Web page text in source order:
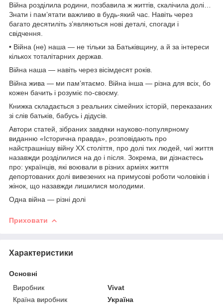
Війна розділила родини, позбавила ж життів, скалічила долі…
Знати і пам’ятати важливо в будь-який час. Навіть через
багато десятиліть з’являються нові деталі, спогади і
свідчення.
• Війна (не) наша — не тільки за Батьківщину, а й за інтереси
кількох тоталітарних держав.
Війна наша — навіть через вісімдесят років.
Війна жива — ми пам’ятаємо. Війна інша — різна для всіх, бо
кожен бачить і розуміє по-своєму.
Книжка складається з реальних сімейних історій, переказаних
зі слів батьків, бабусь і дідусів.
Автори статей, зібраних завдяки науково-популярному
виданню «Історична правда», розповідають про
найстрашнішу війну ХХ століття, про долі тих людей, чиї життя
назавжди розділилися на до і після. Зокрема, ви дізнаєтесь
про: українців, які воювали в різних арміях життя
депортованих долі вивезених на примусові роботи чоловіків і
жінок, що назавжди лишилися молодими.
Одна війна — різні долі
Приховати
Характеристики
Основні
Виробник
Vivat
Країна виробник
Україна